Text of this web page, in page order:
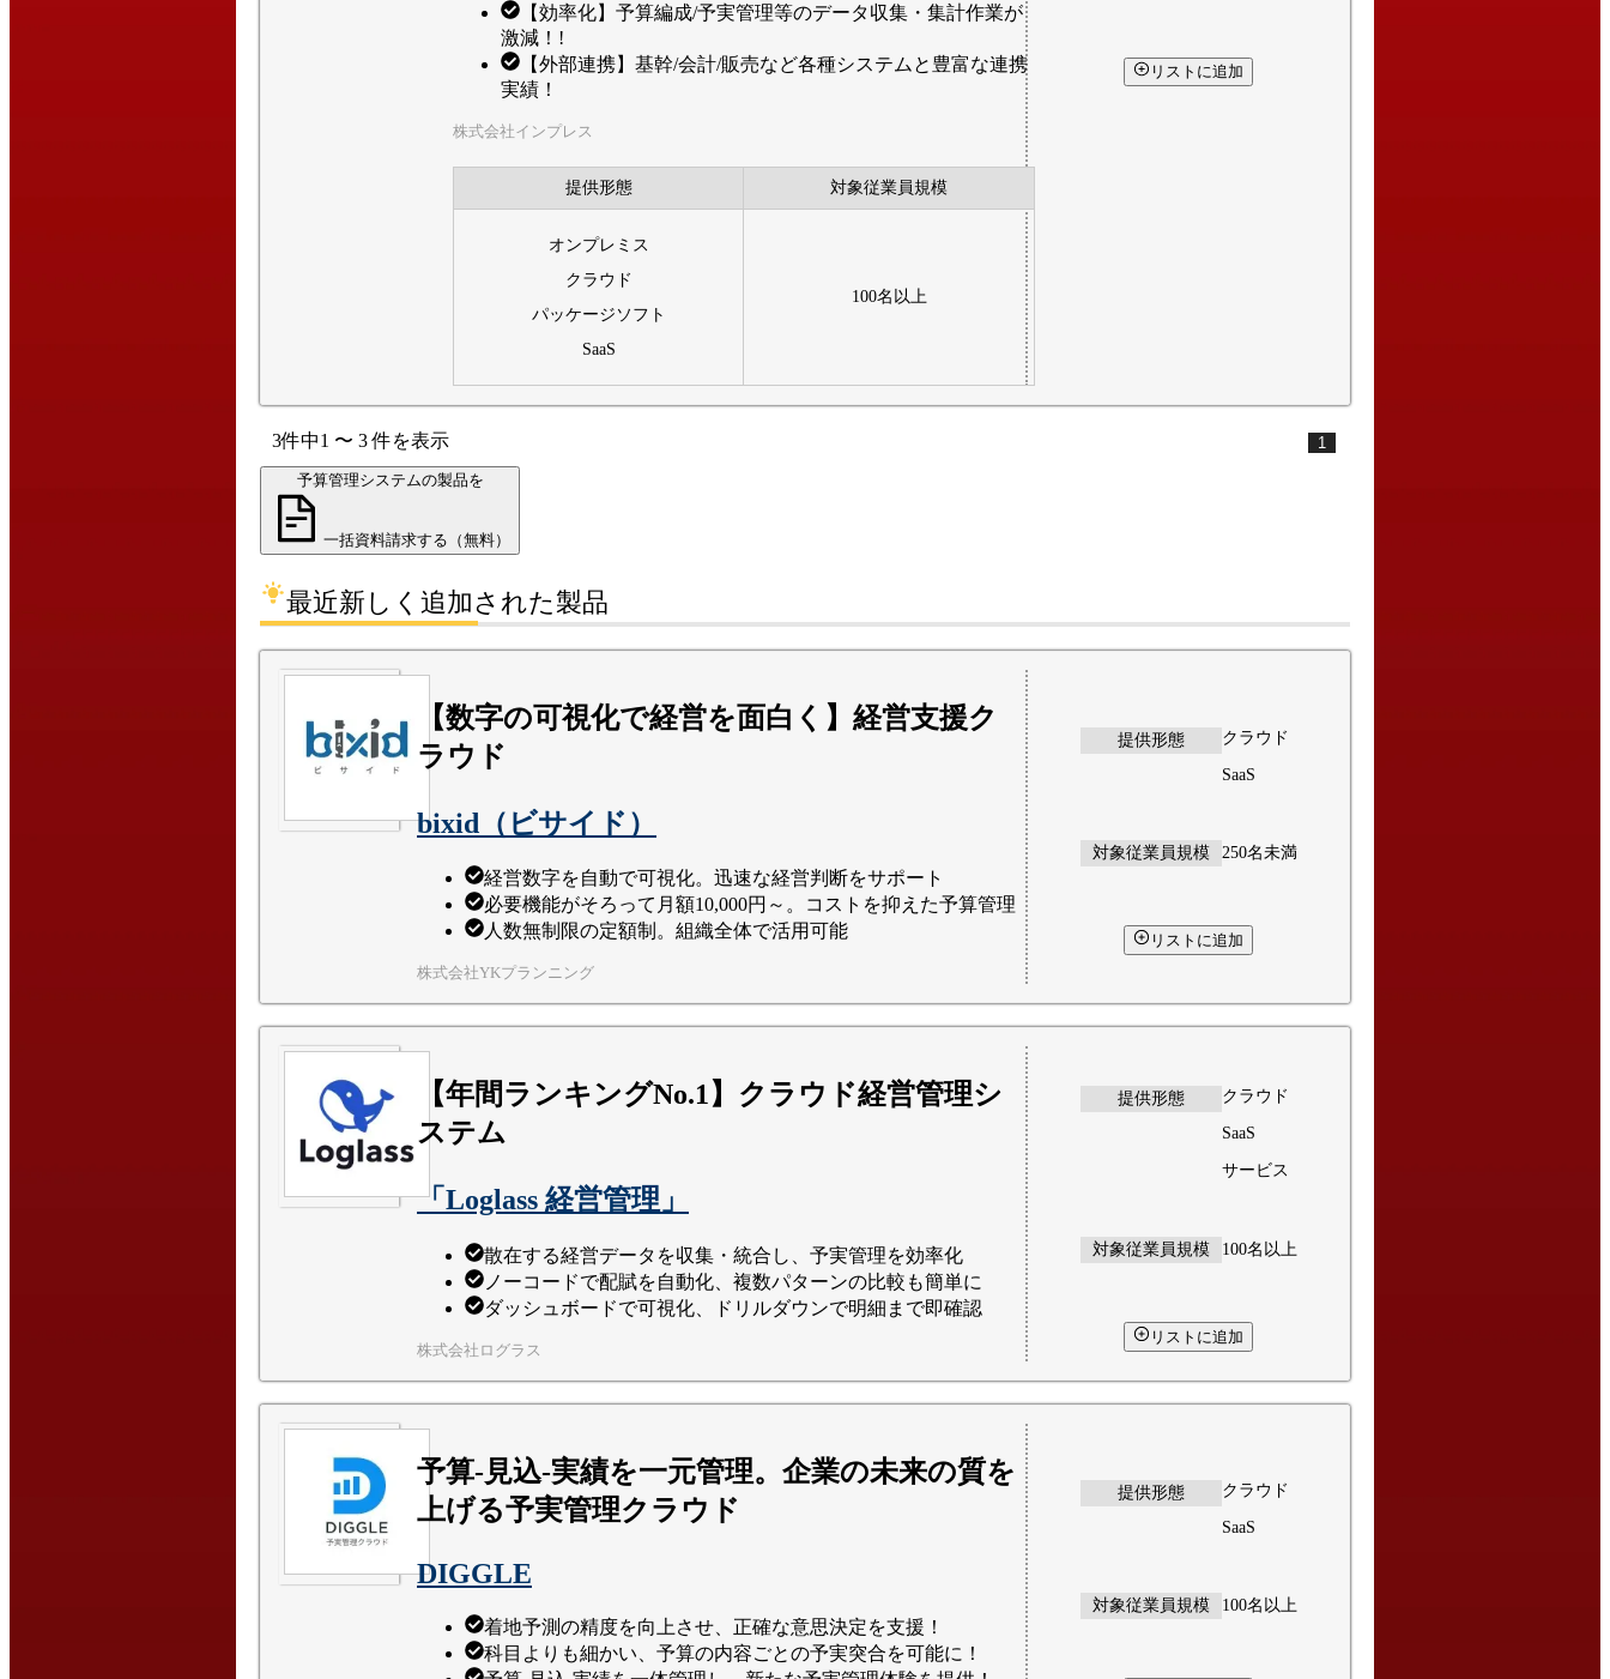
【効率化】予算編成/予実管理等のデータ収集・集計作業が
激減！!
【外部連携】基幹/会計/販売など各種システムと豊富な連携
実績！
株式会社インプレス
提供形態 対象従業員規模
オンプレミス
クラウド
パッケージソフト
SaaS
100名以上
リストに追加
3件中1 〜 3件を表示 1
予算管理システムの製品を
一括資料請求する（無料）
最近新しく追加された 製品
【数字の可視化で経営を面白く】経営支援ク
ラウド
bixid（ビサイド）
経営数字を自動で可視化。迅速な経営判断をサポート
必要機能がそろって月額10,000円～。コストを抑えた予算管理
人数無制限の定額制。組織全体で活用可能
株式会社YKプランニング
提供形態 クラウド
SaaS
対象従業員規模 250名未満
リストに追加
【年間ランキングNo.1】クラウド経営管理シ
ステム
「Loglass 経営管理」
散在する経営データを収集・統合し、予実管理を効率化
ノーコードで配賦を自動化、複数パターンの比較も簡単に
ダッシュボードで可視化、ドリルダウンで明細まで即確認
株式会社ログラス
提供形態 クラウド
SaaS
サービス
対象従業員規模 100名以上
リストに追加
予算-見込-実績を一元管理。企業の未来の質を
上げる予実管理クラウド
DIGGLE
着地予測の精度を向上させ、正確な意思決定を支援！
科目よりも細かい、予算の内容ごとの予実突合を可能に！
提供形態 クラウド
SaaS
対象従業員規模 100名以上